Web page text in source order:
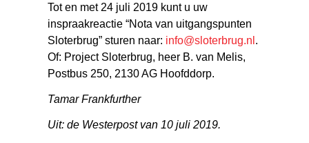
Tot en met 24 juli 2019 kunt u uw
inspraakreactie “Nota van uitgangspunten
Sloterbrug” sturen naar: info@sloterbrug.nl .
Of: Project Sloterbrug, heer B. van Melis,
Postbus 250, 2130 AG Hoofddorp.
Tamar Frankfurther
Uit: de Westerpost van 10 juli 2019.